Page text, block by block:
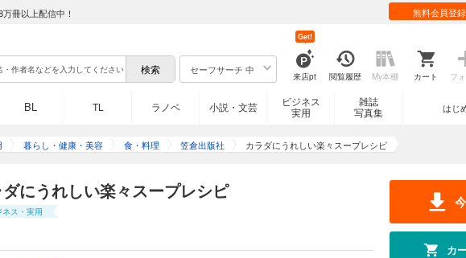
冊以上配信中！ 無料会員登録
セーフサーチ 中
来店pt
Get!
閲覧履歴 My本棚 カート フ
BL TL ラノベ 小説・文芸
ビジネス
実用
雑誌
写真集
はじ
暮らし・健康・美容 食・料理 笠倉出版社 カラダにうれしい楽々スープレシピ
にうれしい楽々スープレシピ
ネス・実用
カ